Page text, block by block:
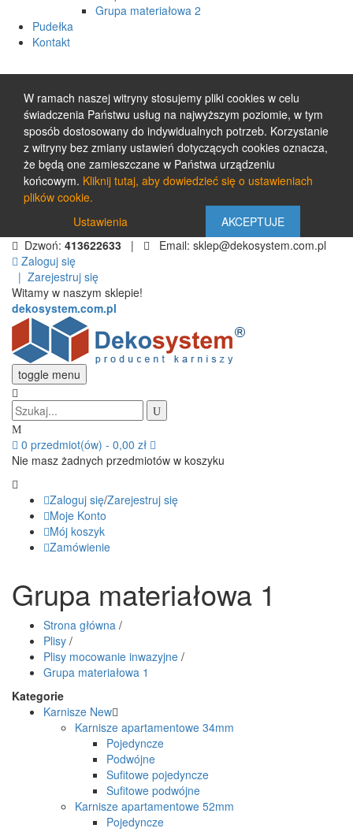
Grupa materiałowa 2
Pudełka
Kontakt
W ramach naszej witryny stosujemy pliki cookies w celu
świadczenia Państwu usług na najwyższym poziomie, w tym
sposób dostosowany do indywidualnych potrzeb. Korzystanie
z witryny bez zmiany ustawień dotyczących cookies oznacza,
że będą one zamieszczane w Państwa urządzeniu
końcowym. Kliknij tutaj, aby dowiedzieć się o ustawieniach
plików cookie.
Ustawienia
AKCEPTUJE
Dzwoń: 413622633 |
Email: sklep@dekosystem.com.pl
Zaloguj się
| Zarejestruj się
Witamy w naszym sklepie!
dekosystem.com.pl
toggle menu
0 przedmiot(ów) - 0,00 zł
Nie masz żadnych przedmiotów w koszyku
Zaloguj się/Zarejestruj się
Moje Konto
Mój koszyk
Zamówienie
Grupa materiałowa 1
Strona główna /
Plisy /
Plisy mocowanie inwazyjne /
Grupa materiałowa 1
Kategorie
Karnisze New
Karnisze apartamentowe 34mm
Pojedyncze
Podwójne
Sufitowe pojedyncze
Sufitowe podwójne
Karnisze apartamentowe 52mm
Pojedyncze